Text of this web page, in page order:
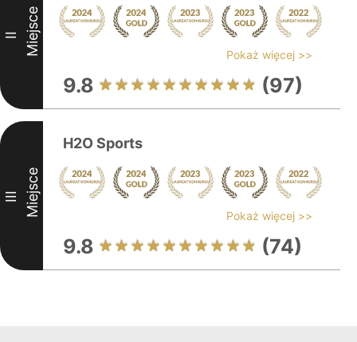
II Miejsce Pokaż więcej >>
9.8 (97)
III Miejsce
H2O Sports
Pokaż więcej >>
9.8 (74)